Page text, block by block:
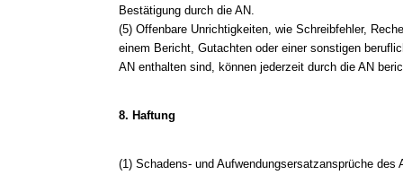
Bestätigung durch die AN.
(5) Offenbare Unrichtigkeiten, wie Schreibfehler,
einem Bericht, Gutachten oder einer sonstigen
AN enthalten sind, können jederzeit durch die AN
8. Haftung
(1) Schadens- und Aufwendungsersatzansprüche des